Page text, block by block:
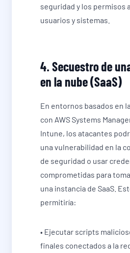
seguridad y los permisos
usuarios y sistemas.
4. Secuestro de
en la nube (SaaS)
En entornos basados en
con AWS Systems
Intune, los atacantes
una vulnerabilidad en la
de seguridad o usar
comprometidas para
una instancia de SaaS.
permitiría:
• Ejecutar scripts
finales conectados a la